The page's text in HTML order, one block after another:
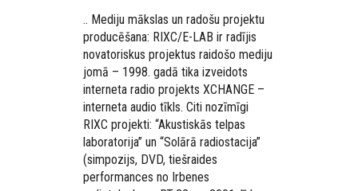
.. Mediju mākslas un radošu projektu
producēšana: RIXC/E-LAB ir radījis
novatoriskus projektus raidošo mediju
jomā – 1998. gadā tika izveidots
interneta radio projekts XCHANGE –
interneta audio tīkls. Citi nozīmīgi
RIXC projekti: “Akustiskās telpas
laboratorija” un “Solārā radiostacija”
(simpozijs, DVD, tiešraides
performances no Irbenes